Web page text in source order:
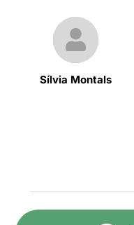
Sílvia Montals